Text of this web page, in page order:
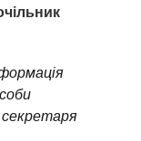
секретаря